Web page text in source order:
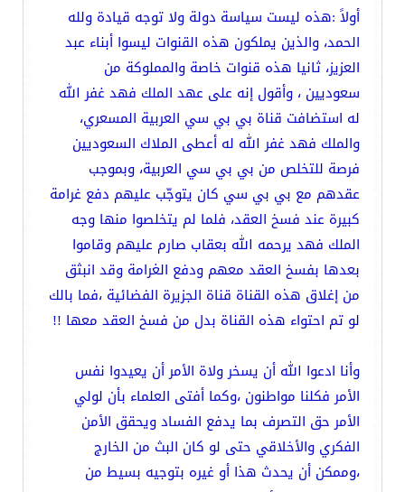
أولاً :هذه ليست سياسة دولة ولا توجه قيادة ولله
الحمد، والذين يملكون هذه القنوات ليسوا أبناء عبد
العزيز، ثانيا هذه قنوات خاصة والمملوكة من
سعوديين ، وأقول إنه على عهد الملك فهد غفر الله
له استضافت قناة بي بي سي العربية المسعري،
والملك فهد غفر الله له أعطى الملاك السعوديين
فرصة للتخلص من بي بي سي العربية، وبموجب
عقدهم مع بي بي سي كان يتوجّب عليهم دفع غرامة
كبيرة عند فسخ العقد، فلما لم يتخلصوا منها وجه
الملك فهد يرحمه الله بعقاب صارم عليهم وقاموا
بعدها بفسخ العقد معهم ودفع الغرامة وقد انبثق
من إغلاق هذه القناة قناة الجزيرة الفضائية ،فما بالك
لو تم احتواء هذه القناة بدل من فسخ العقد معها !!
وأنا ادعوا الله أن يسخر ولاة الأمر أن يعيدوا نفس
الأمر فكلنا مواطنون ،وكما أفتى العلماء بأن لولي
الأمر حق التصرف بما يدفع الفساد ويحقق الأمن
الفكري والأخلاقي حتى لو كان البث من الخارج
،وممكن أن يحدث هذا أو غيره بتوجيه بسيط من